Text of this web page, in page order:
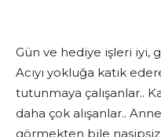
Gün ve hediye işleri iyi,
Acıyı yokluğa katık
tutunmaya çalışanlar..
daha çok alışanlar..
görmekten bile